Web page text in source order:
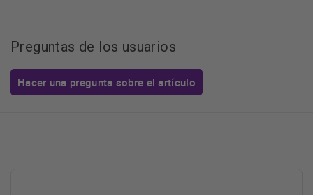
Preguntas de los usuarios
Hacer una pregunta sobre el artículo